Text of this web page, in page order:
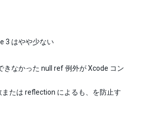
3 はやや少ない
なかった null ref 例外が Xcode コン
たは reflection によるも、を防止す